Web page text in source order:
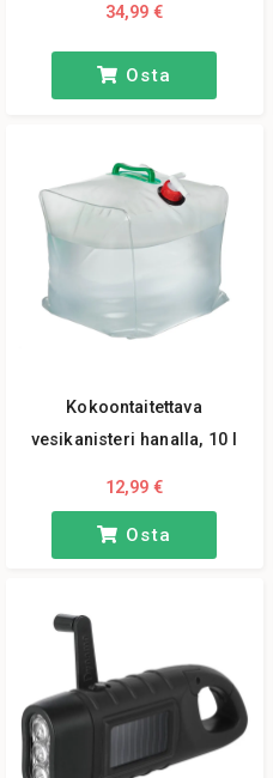
34,99 €
Osta
Kokoontaitettava
vesikanisteri hanalla, 10 l
12,99 €
Osta